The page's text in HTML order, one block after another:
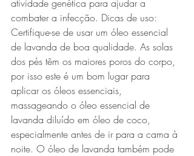
atividade genética para ajudar a
combater a infecção. Dicas de uso:
Certifique-se de usar um óleo essencial
de lavanda de boa qualidade. As solas
dos pés têm os maiores poros do corpo,
por isso este é um bom lugar para
aplicar os óleos essenciais,
massageando o óleo essencial de
lavanda diluído em óleo de coco,
especialmente antes de ir para a cama à
noite. O óleo de lavanda também pode